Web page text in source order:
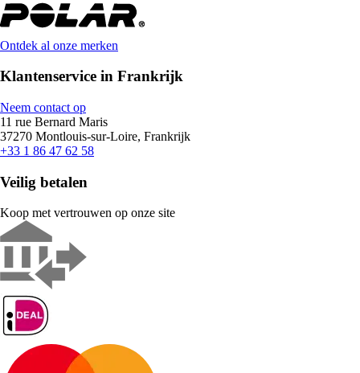
Ontdek al onze merken
Klantenservice in Frankrijk
Neem contact op
11 rue Bernard Maris
37270 Montlouis-sur-Loire, Frankrijk
+33 1 86 47 62 58
Veilig betalen
Koop met vertrouwen op onze site